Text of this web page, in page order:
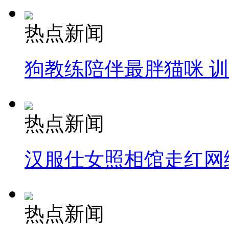
热点新闻
狗教练陪伴最胖猫咪
热点新闻
汉服仕女照相馆走红网
热点新闻